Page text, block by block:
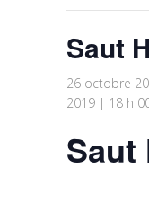
Saut
26 octobre
2019 | 18 h
Saut